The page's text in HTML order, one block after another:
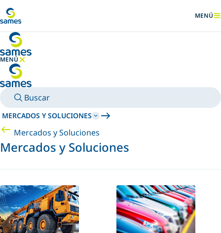
MENÚ
MENÚ
OCULTAR MENÚ
Buscar
MERCADOS Y SOLUCIONES
Mercados y Soluciones
Mercados y Soluciones